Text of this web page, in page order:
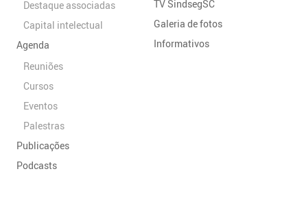
Destaque associadas
Capital intelectual
Agenda
Reuniões
Cursos
Eventos
Palestras
Publicações
Podcasts
TV SindsegSC
Galeria de fotos
Informativos